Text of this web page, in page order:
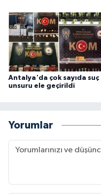
Antalya'da çok sayıda suç
unsuru ele geçirildi
Yorumlar